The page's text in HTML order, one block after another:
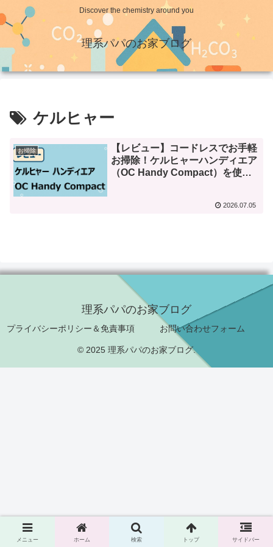
Discover the chemistry around you
理系パパのお家ブログ
ケルヒャー
お掃除
【レビュー】コードレスでお手軽
お掃除！ケルヒャーハンディエア
（OC Handy Compact）を使っ
2026.07.05
理系パパのお家ブログ
プライバシーポリシー＆免責事項 お問い合わせフォーム
© 2025 理系パパのお家ブログ.
メニュー ホーム 検索 トップ サイドバー